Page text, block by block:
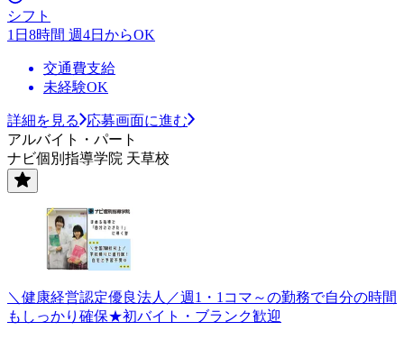
シフト
1日8時間 週4日からOK
交通費支給
未経験OK
詳細を見る
応募画面に進む
アルバイト・パート
ナビ個別指導学院 天草校
＼健康経営認定優良法人／週1・1コマ～の勤務で自分の時間
もしっかり確保★初バイト・ブランク歓迎